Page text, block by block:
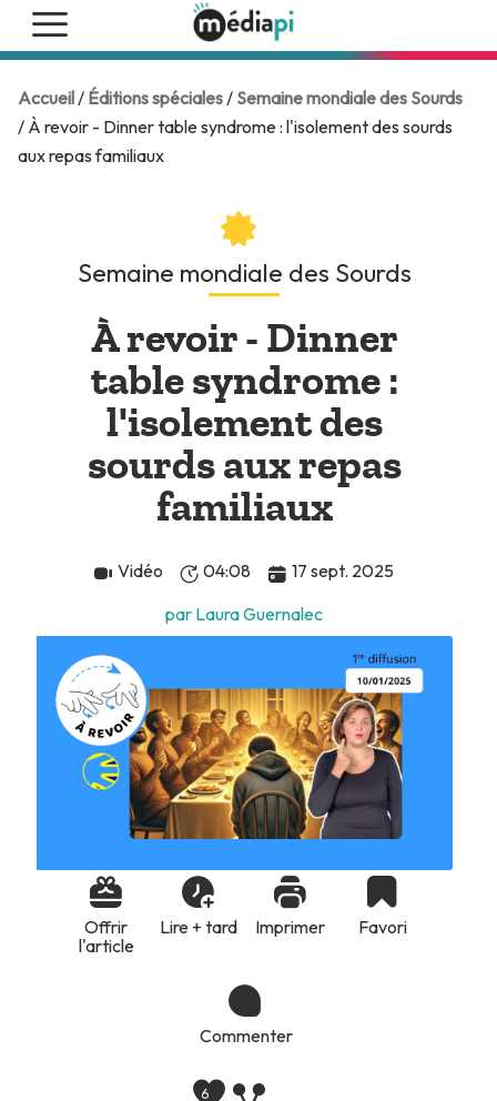
Accueil/ Éditions spéciales/ Semaine mondiale des Sourds
/ À revoir - Dinner table syndrome : l'isolement des sourds
aux repas familiaux
Semaine mondiale des Sourds
À revoir - Dinner
table syndrome :
l'isolement des
sourds aux repas
familiaux
Vidéo 04:08
17 sept. 2025
par Laura Guernalec
Offrir
l'article
Lire + tard Imprimer Favori
Commenter
6